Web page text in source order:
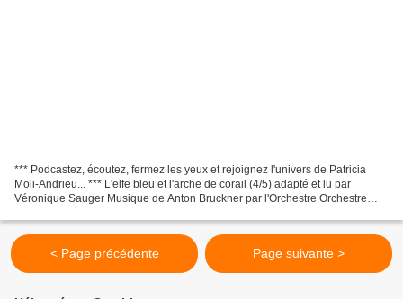
*** Podcastez, écoutez, fermez les yeux et rejoignez l'univers de Patricia
Moli-Andrieu... *** L'elfe bleu et l'arche de corail (4/5) adapté et lu par
Véronique Sauger Musique de Anton Bruckner par l'Orchestre Orchestre
< Page précédente Page suivante >